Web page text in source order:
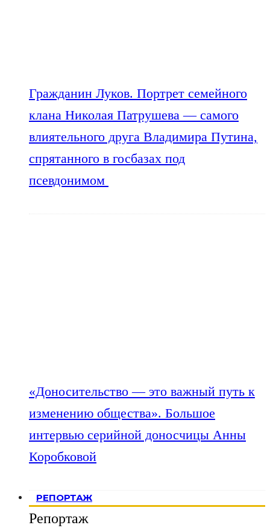
Гражданин Луков. Портрет семейного
клана Николая Патрушева — самого
влиятельного друга Владимира Путина,
спрятанного в госбазах под
псевдонимом
«Доносительство — это важный путь к
изменению общества». Большое
интервью серийной доносчицы Анны
Коробковой
РЕПОРТАЖ
Репортаж